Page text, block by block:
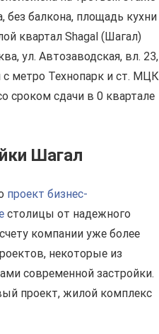
без балкона, площадь кухни
квартал Shagal (Шагал)
ул. Автозаводская, вл. 23,
метро Технопарк и ст. МЦК
сдачи в 0 квартале
Шагал
проект бизнес-
столицы от надежного
компании уже более
некоторые из
современной застройки.
проект, жилой комплекс